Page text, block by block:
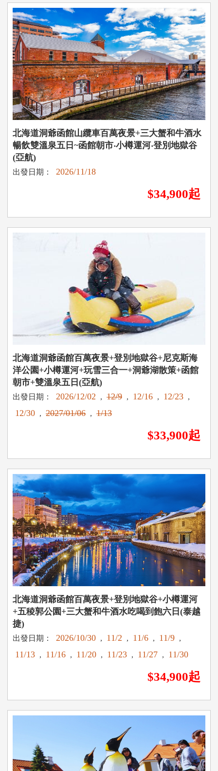
北海道洞爺函館山纜車百萬夜景+三大蟹和牛酒水
暢飲雙溫泉五日~函館朝市‧小樽運河‧登別地獄谷
(亞航)
出發日期： 2026/11/18
$34,900起
北海道洞爺函館百萬夜景+登別地獄谷+尼克斯海
洋公園+小樽運河+玩雪三合一+洞爺湖散策+函館
朝市+雙溫泉五日(亞航)
出發日期： 2026/12/02 , 12/9 , 12/16 , 12/23 ,
12/30 , 2027/01/06 , 1/13
$33,900起
北海道洞爺函館百萬夜景+登別地獄谷+小樽運河
+五稜郭公園+三大蟹和牛酒水吃喝到飽六日(泰越
捷)
出發日期： 2026/10/30 , 11/2 , 11/6 , 11/9 ,
11/13 , 11/16 , 11/20 , 11/23 , 11/27 , 11/30
$34,900起